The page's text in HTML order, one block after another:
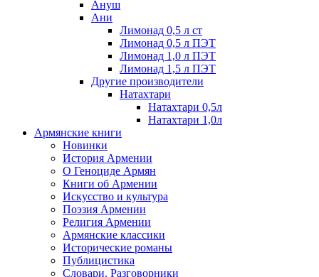
Ануш
Ани
Лимонад 0,5 л ст
Лимонад 0,5 л ПЭТ
Лимонад 1,0 л ПЭТ
Лимонад 1,5 л ПЭТ
Другие производители
Натахтари
Натахтари 0,5л
Натахтари 1,0л
Армянские книги
Новинки
История Армении
О Геноциде Армян
Книги об Армении
Иcкусство и культура
Поэзия Армении
Религия Армении
Армянские классики
Исторические романы
Публицистика
Словари. Разговорники